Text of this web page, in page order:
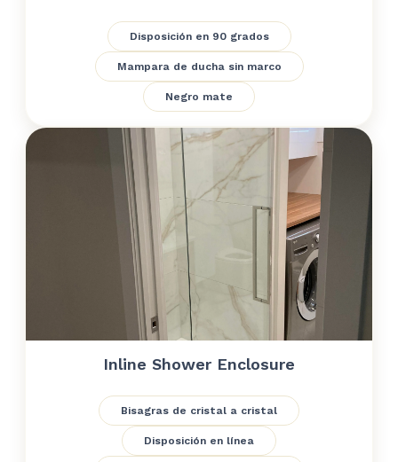
Disposición en 90 grados
Mampara de ducha sin marco
Negro mate
Inline Shower Enclosure
Bisagras de cristal a cristal
Disposición en línea